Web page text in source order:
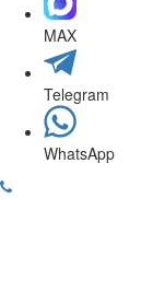
MAX
Telegram
WhatsApp